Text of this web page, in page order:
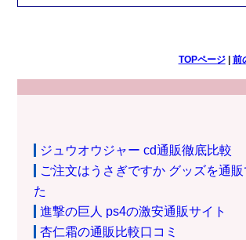
TOPページ| 前
ジュウオウジャー cd通販徹底比較
ご注文はうさぎですか グッズを通
た
進撃の巨人 ps4の激安通販サイト
杏仁霜の通販比較口コミ